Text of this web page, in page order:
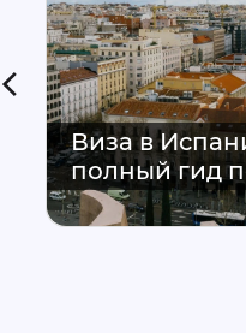
Виза в
полный гид